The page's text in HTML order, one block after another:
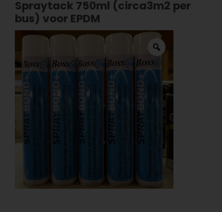
Spraytack 750ml (circa3m2 per
bus) voor EPDM